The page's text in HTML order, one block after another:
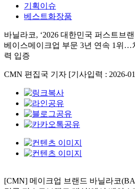
기획이슈
베스트화장품
바닐라코, ‘2026 대한민국 퍼스트브
베이스메이크업 부문 3년 연속 1위…
력 입증
CMN 편집국 기자 [기사입력 : 2026-
[CMN] 메이크업 브랜드 바닐라코